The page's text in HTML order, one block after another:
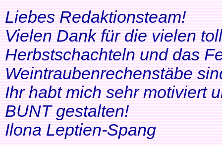
Liebes Redaktionsteam!
Vielen Dank für die vielen
Herbstschachteln und das
Weintraubenrechenstäbe
Ihr habt mich sehr motiviert
BUNT gestalten!
Ilona Leptien-Spang